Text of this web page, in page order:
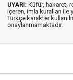
UYARI: Küfür, hakaret,
içeren, imla kuralları ile
Türkçe karakter
onaylanmamaktadır.